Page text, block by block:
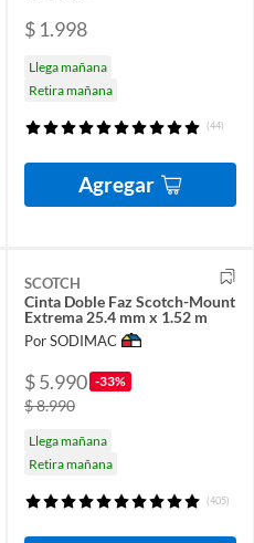
$ 1.998
Llega mañana
Retira mañana
(44)
Agregar
SCOTCH
Cinta Doble Faz Scotch-Mount
Extrema 25.4 mm x 1.52 m
Por SODIMAC
$ 5.990 -33%
$ 8.990
Llega mañana
Retira mañana
(405)